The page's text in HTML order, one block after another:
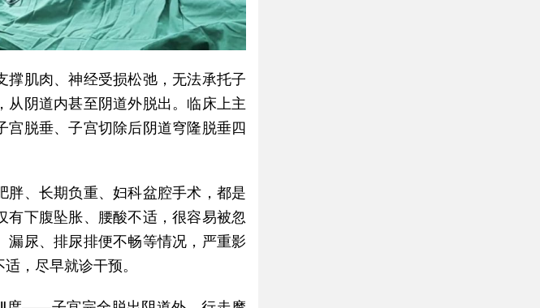
撑肌肉、神经受损松弛，无法承托子
从阴道内甚至阴道外脱出。临床上主
宫脱垂、子宫切除后阴道穹隆脱垂四
胖、长期负重、妇科盆腔手术，都是
有下腹坠胀、腰酸不适，很容易被忽
漏尿、排尿排便不畅等情况，严重影
，尽早就诊干预。